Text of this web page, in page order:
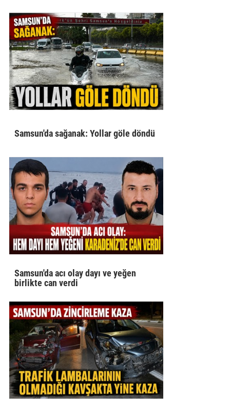
Samsun'da sağanak: Yollar göle döndü
Samsun'da acı olay dayı ve yeğen
birlikte can verdi